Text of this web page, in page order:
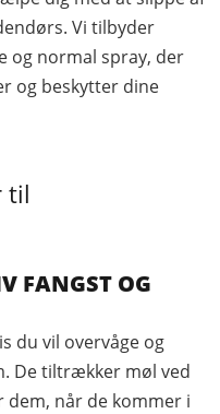
Vi tilbyder
og normal spray, der
og beskytter dine
til
FANGST OG
du vil overvåge og
De tiltrækker møl ved
når de kommer i